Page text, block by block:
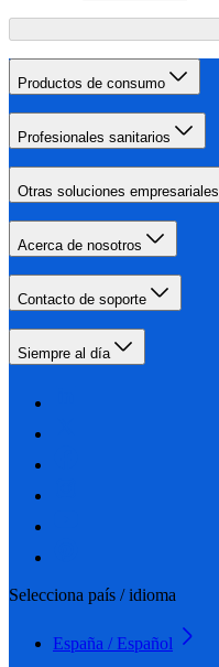
Productos de consumo
Profesionales sanitarios
Otras soluciones empresariales
Acerca de nosotros
Contacto de soporte
Siempre al día
Selecciona país / idioma
España / Español